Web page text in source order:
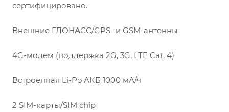
сертифицировано.
Внешние ГЛОНАСС/GPS- и GSM-антенны
4G-модем (поддержка 2G, 3G, LTE Cat. 4)
Встроенная Li-Po АКБ 1000 мА/ч
2 SIM-карты/SIM chip